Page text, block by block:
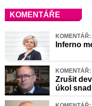
KOMENTÁŘE
KOMENTÁŘ:
Inferno
KOMENTÁŘ:
Zrušit
úkol